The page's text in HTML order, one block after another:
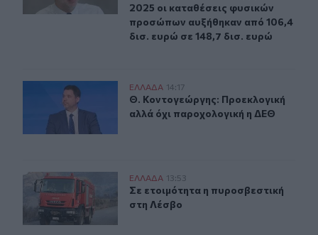
2025 οι καταθέσεις φυσικών
προσώπων αυξήθηκαν από 106,4
δισ. ευρώ σε 148,7 δισ. ευρώ
Θ. Κοντογεώργης: Προεκλογική αλλά όχι
ΕΛΛAΔΑ 14:17
Θ. Κοντογεώργης: Προεκλογική
Θ. Κοντογεώργης: Προεκλογική
αλλά όχι παροχολογική η ΔΕΘ
Σε ετοιμότητα η πυροσβεστική στη Λέσβο
ΕΛΛAΔΑ 13:53
Σε ετοιμότητα η πυροσβεστική
Σε ετοιμότητα η πυροσβεστική
στη Λέσβο